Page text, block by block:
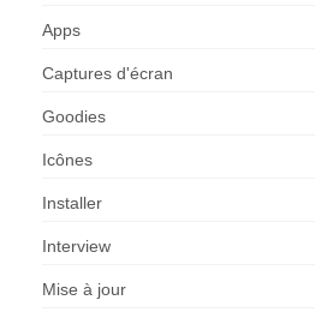
Apps
Captures d'écran
Goodies
Icônes
Installer
Interview
Mise à jour